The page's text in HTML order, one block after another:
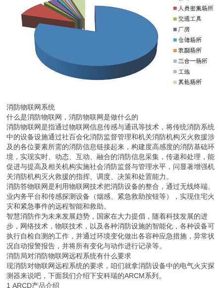
消防物联网系统
什么是消防物联网，消防物联网是做什么的
消防物联网是指通过物联网信息传感与通讯等技术，将传统消防系统
中的设备设施通过社百会化消防监督管理和机关消防机构灭火救援涉
及的各位要素所需的消防信息链接起来，构建度高感度的消防基础环
境，实现实时、动态、互动、融合的消防信息采集，传递和处理，能
促进与提高及相关机构实施社会消防监督与管理水平，问显著增强机
关消防机构灭火救援的指挥、调度、决策和处置能力。
消防答物联网是利用物联网技术把消防设备的整合，通过无线终端、
业内务平台和传感探测设备（烟感、紧急救助按钮等），实现住宅火
灾和紧急事件的远程智能和救助。
智慧消防作为未来发展趋势，国家在大力提倡，随着科技发展的进
步，网络技术，物联技术，以及各种消防设施的智能化，各种设备可
执行自检自测的工作，并通过环境变化做出各容种应急措施，异常状
况自动报警报告，并将所有变化与动作进行记录等。
消防局对消防物联网远程系统有什么要求
现消防对物联网远程系统的要求，咱们就拿消防设备中的电气火灾探
测器来说吧，下面我们介绍下安科瑞的ARCM系列。
1 ARCD产品介绍